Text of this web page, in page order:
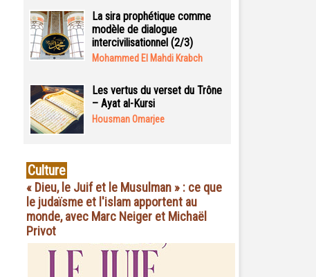
La sira prophétique comme
modèle de dialogue
intercivilisationnel (2/3)
Mohammed El Mahdi Krabch
Les vertus du verset du Trône
– Ayat al-Kursi
Housman Omarjee
Culture
« Dieu, le Juif et le Musulman » : ce que
le judaïsme et l'islam apportent au
monde, avec Marc Neiger et Michaël
Privot